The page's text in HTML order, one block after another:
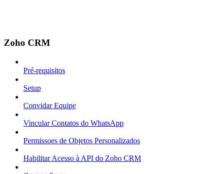
Zoho CRM
Pré-requisitos
Setup
Convidar Equipe
Vincular Contatos do WhatsApp
Permissoes de Objetos Personalizados
Habilitar Acesso à API do Zoho CRM